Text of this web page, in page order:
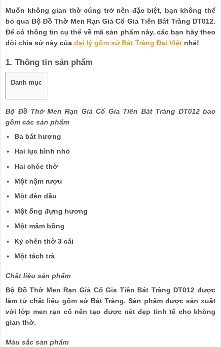
Muốn không gian thờ cúng trở nên đặc biệt, bạn không thể
bỏ qua Bộ Đồ Thờ Men Rạn Giả Cổ Gia Tiên Bát Tràng DT012.
Để có thông tin cụ thể về mã sản phẩm này, các bạn hãy theo
dõi chia sử này của đại lý gốm sứ Bát Tràng Đại Việt nhé!
1. Thông tin sản phẩm
Danh mục
Bộ Đồ Thờ Men Rạn Giả Cổ Gia Tiên Bát Tràng DT012 bao
gồm các sản phẩm
Ba bát hương
Hai lục bình nhỏ
Hai chóe thờ
Một nậm rượu
Một đèn dầu
Một ống đựng hương
Một mâm bồng
Kỷ chén thờ 3 cái
Một tách trà
Chất liệu sản phẩm
Bộ Đồ Thờ Men Rạn Giả Cổ Gia Tiên Bát Tràng DT012 được
làm từ chất liệu gốm sứ Bát Tràng. Sản phẩm được sản xuất
với lớp men rạn cổ nên tạo được nét đẹp tinh tế cho không
gian thờ.
Màu sắc sản phẩm